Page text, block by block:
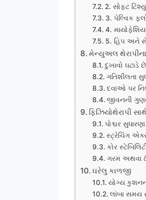
2. સોફ્ટ
3. પેલ્વિક
4.
5. હિપ અને
મેન્યુઅલ થેરાપીના
દુખાવો ઘટાડે છે
ગતિશીલતા
દવાઓ પર
જીવનની
ફિઝિયોથેરાપી
પોશ્ચર સુધારણા
સ્ટ્રેચિંગ
કોર
ગરમ અથવા
ઘરેલુ કાળજી
યોગ્ય
લાંબા સમય